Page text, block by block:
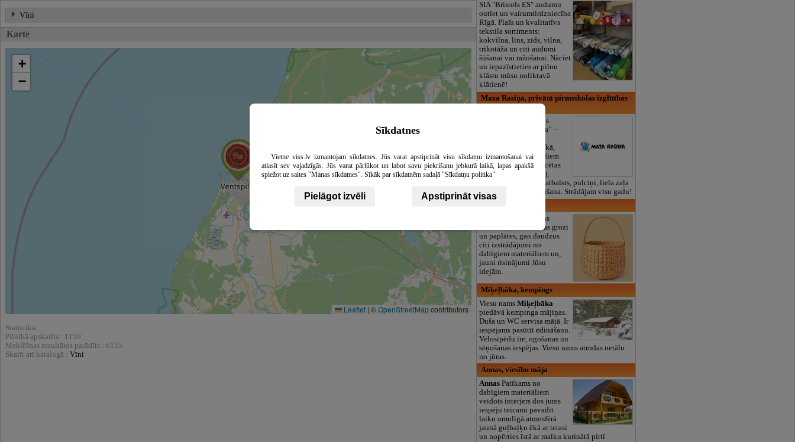
Vīni
Karte
+
−
Leaflet | ©OpenStreetMapcontributors
Statistika:
Pilnībā apskatīts : 1159
Meklēšnas rezultātos parādīts : 6135
Skatīt arī katalogā : Vīni
SIA "Bristols ES" audumu
outlet un vairumtirdzniecība
Rīgā. Plašs un kvalitatīvs
tekstila sortiments:
kokvilna, lins, zīds, vilna,
trikotāža un citi audumi
šūšanai vai ražošanai. Nāciet
un iepazīstieties ar pilnu
klāstu mūsu noliktavā
klātienē!
Maza Rasiņa, privātā pirmsskolas izglītības
Pirmsskolas izglītības
iestāde “Maza Rasiņa” –
Pārdaugavā, Zasulaukā,
bērniem no 10 mēnešiem
līdz 6 gadiem. Licencētas
programmas (LV/RU),
logopēds, speciālais atbalsts, pulciņi, liela zaļa
teritorija un 3x ēdināšana. Strādājam visu gadu!
. Pītas
mēbeles, tirdzniecības grozi
un paplātes, gan daudzus
citi izstrādājumi no
dabīgiem materiāliem un,
jauni risinājumi Jūsu
idejām.
Miķeļbāka, kempings
Viesu namsMiķeļbāka
piedāvā kempinga mājiņas.
Duša un WC servisa mājā. Ir
iespējams pasūtīt ēdināšanu.
Velosipēdu īre, ogošanas un
sēņošanas iespējas. Viesu nams atrodas netālu
no jūras.
Annas, viesību māja
Annas Patīkams no
dabīgiem materiāliem
veidots interjers dos jums
iespēju teicami pavadīt
laiku omulīgā atmosfērā
jaunā guļbaļķu ēkā ar terasi
un nopērties īstā ar malku kurinātā pirtī.
Sīkdatnes
Vietne viss.lv izmantojam sīkdatnes. Jūs varat apstiprināt visu sīkdatņu izmantošanai vai
atlasīt sev vajadzīgās. Jūs varat pārlūkot un labot savu piekrišanu jebkurā laikā, lapas apakšā
spiežot uz saites "Manas sīkdatnes". Sīkāk par sīkdatnēm sadaļā "Sīkdatņu politika"
Pielāgot izvēli Apstiprināt visas